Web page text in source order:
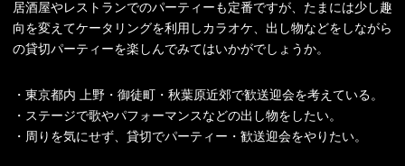
居酒屋やレストランでのパーティーも定番ですが、たまには少し趣
向を変えてケータリングを利用しカラオケ、出し物などをしながら
の貸切パーティーを楽しんでみてはいかがでしょうか。
・東京都内 上野・御徒町・秋葉原近郊で歓送迎会を考えている。
・ステージで歌やパフォーマンスなどの出し物をしたい。
・周りを気にせず、貸切でパーティー・歓送迎会をやりたい。